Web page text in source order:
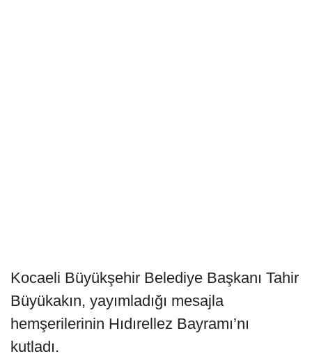
Kocaeli Büyükşehir Belediye Başkanı Tahir
Büyükakın, yayımladığı mesajla
hemşerilerinin Hıdırellez Bayramı’nı
kutladı.